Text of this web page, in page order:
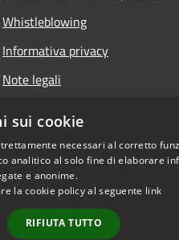
Whistleblowing
Informativa privacy
Note legali
Copyright © 2026 • Comune
sui cookie
necessari al corretto
analitico al solo fine di elaborare
e anonime.
la cookie policy al seguente link
RIFIUTA TUTTO